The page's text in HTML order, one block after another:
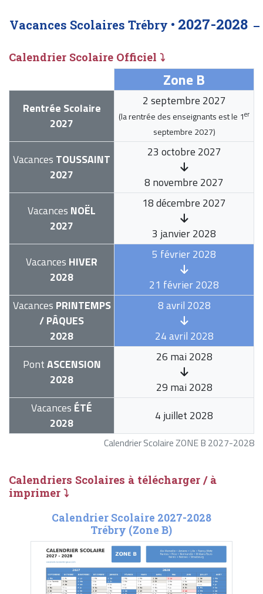
Vacances Scolaires Trébry • 2027-2028
Calendrier Scolaire Officiel ⤵
Calendrier Scolaire ZONE B 2027-2028
Zone B
Rentrée Scolaire
2027
2 septembre 2027
(la rentrée des enseignants est le 1er
septembre 2027)
Vacances TOUSSAINT
2027
23 octobre 2027
8 novembre 2027
Vacances NOËL
2027
18 décembre 2027
3 janvier 2028
Vacances HIVER
2028
5 février 2028
21 février 2028
Vacances PRINTEMPS
/ PÂQUES
2028
8 avril 2028
24 avril 2028
PontASCENSION
2028
26 mai 2028
29 mai 2028
Vacances ÉTÉ
2028
4 juillet 2028
Calendriers Scolaires à télécharger / à
imprimer ⤵
Calendrier Scolaire 2027-2028
Trébry (Zone B)